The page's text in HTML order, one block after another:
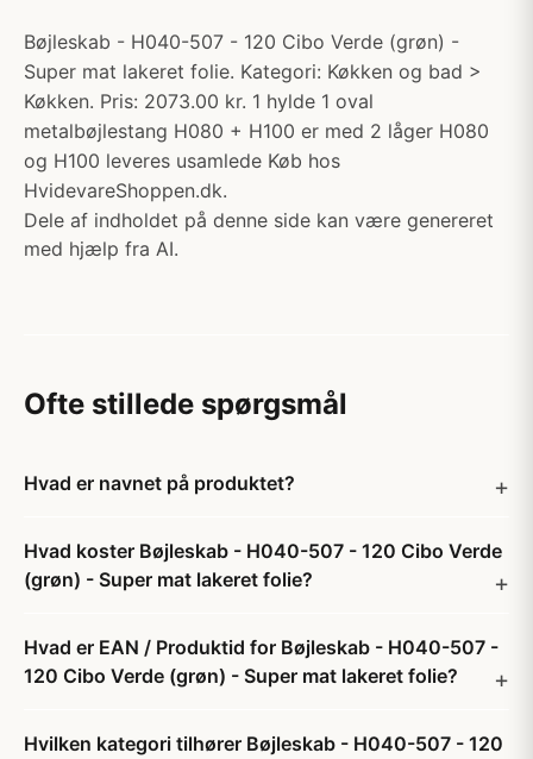
Bøjleskab - H040-507 - 120 Cibo Verde (grøn) -
Super mat lakeret folie. Kategori: Køkken og bad >
Køkken. Pris: 2073.00 kr. 1 hylde 1 oval
metalbøjlestang H080 + H100 er med 2 låger H080
og H100 leveres usamlede Køb hos
HvidevareShoppen.dk.
Dele af indholdet på denne side kan være genereret
med hjælp fra AI.
Ofte stillede spørgsmål
Hvad er navnet på produktet?
Hvad koster Bøjleskab - H040-507 - 120 Cibo Verde
(grøn) - Super mat lakeret folie?
Hvad er EAN / Produktid for Bøjleskab - H040-507 -
120 Cibo Verde (grøn) - Super mat lakeret folie?
Hvilken kategori tilhører Bøjleskab - H040-507 - 120